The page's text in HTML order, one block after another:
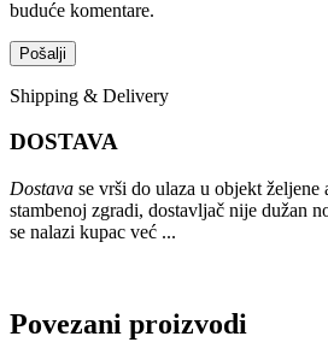
buduće komentare.
Shipping & Delivery
DOSTAVA
Dostava se vrši do ulaza u objekt
stambenoj zgradi, dostavljač nije dužan
se nalazi kupac već ...
Povezani proizvodi